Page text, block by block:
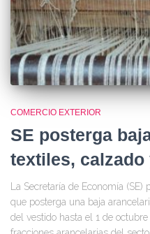
COMERCIO EXTERIOR
SE posterga
textiles,
La Secretaría de Economía
que posterga una baja
del vestido hasta el 1 de